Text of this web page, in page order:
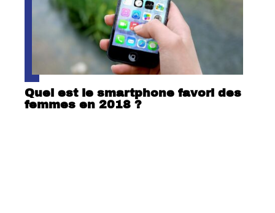
Quel est le smartphone favori des
femmes en 2018 ?